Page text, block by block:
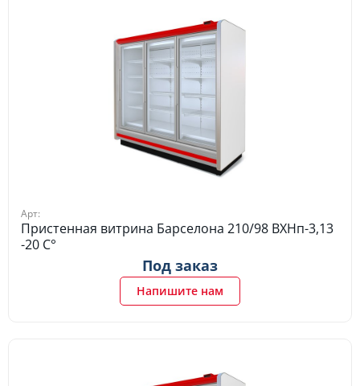
Арт:
Пристенная витрина Барселона 210/98 ВХНп-3,13
-20 C°
Под заказ
Напишите нам